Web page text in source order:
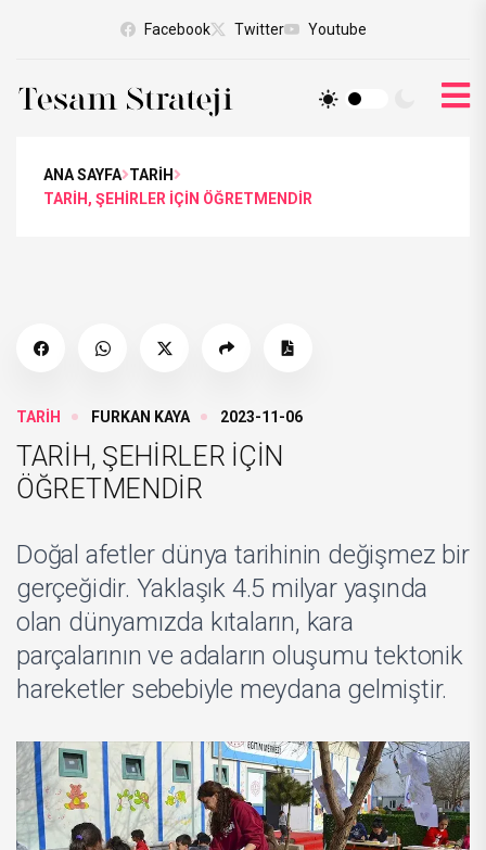
Facebook Twitter Youtube
ANA SAYFA TARİH
TARİH, ŞEHİRLER İÇİN ÖĞRETMENDİR
TARİH FURKAN KAYA 2023-11-06
TARİH, ŞEHİRLER İÇİN
ÖĞRETMENDİR
Doğal afetler dünya tarihinin değişmez bir
gerçeğidir. Yaklaşık 4.5 milyar yaşında
olan dünyamızda kıtaların, kara
parçalarının ve adaların oluşumu tektonik
hareketler sebebiyle meydana gelmiştir.